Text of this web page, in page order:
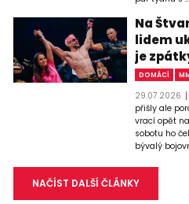
Na
lidem
je
DOMÁCÍ
29.07.2026
přišly ale
vrací opět
sobotu ho
bývalý
NAČÍST DALŠÍ ČLÁNKY